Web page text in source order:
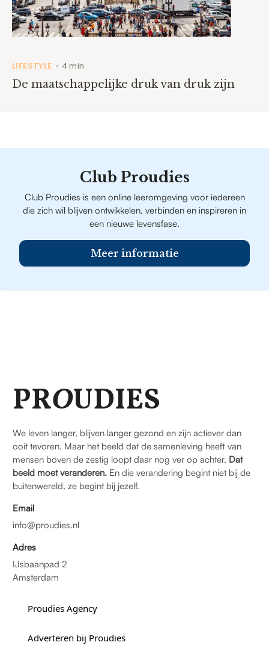
LIFESTYLE • 4 min
De maatschappelijke druk van druk zijn
Club Proudies
Club Proudies is een online leeromgeving voor iedereen
die zich wil blijven ontwikkelen, verbinden en inspireren in
een nieuwe levensfase.
Meer informatie
PROUDIES
We leven langer, blijven langer gezond en zijn actiever dan
ooit tevoren. Maar het beeld dat de samenleving heeft van
mensen boven de zestig loopt daar nog ver op achter. Dat
beeld moet veranderen. En die verandering begint niet bij de
buitenwereld, ze begint bij jezelf.
Email
info@proudies.nl
Adres
IJsbaanpad 2
Amsterdam
Proudies Agency
Adverteren bij Proudies